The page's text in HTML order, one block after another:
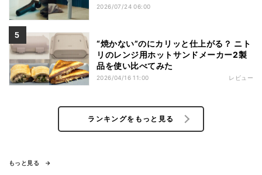
2026/07/24 06:00
“焼かない”のにカリッと仕上がる？ ニト
リのレンジ用ホットサンドメーカー2製
品を使い比べてみた
2026/04/16 11:00 レビュー
ランキングをもっと見る
もっと見る